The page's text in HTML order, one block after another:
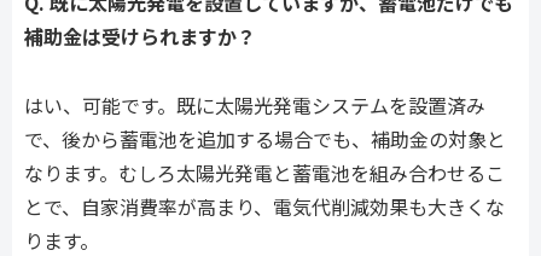
補助金は受けられますか？
はい、可能です。既に太陽光発電システムを設置済み
で、後から蓄電池を追加する場合でも、補助金の対象と
なります。むしろ太陽光発電と蓄電池を組み合わせるこ
とで、自家消費率が高まり、電気代削減効果も大きくな
ります。